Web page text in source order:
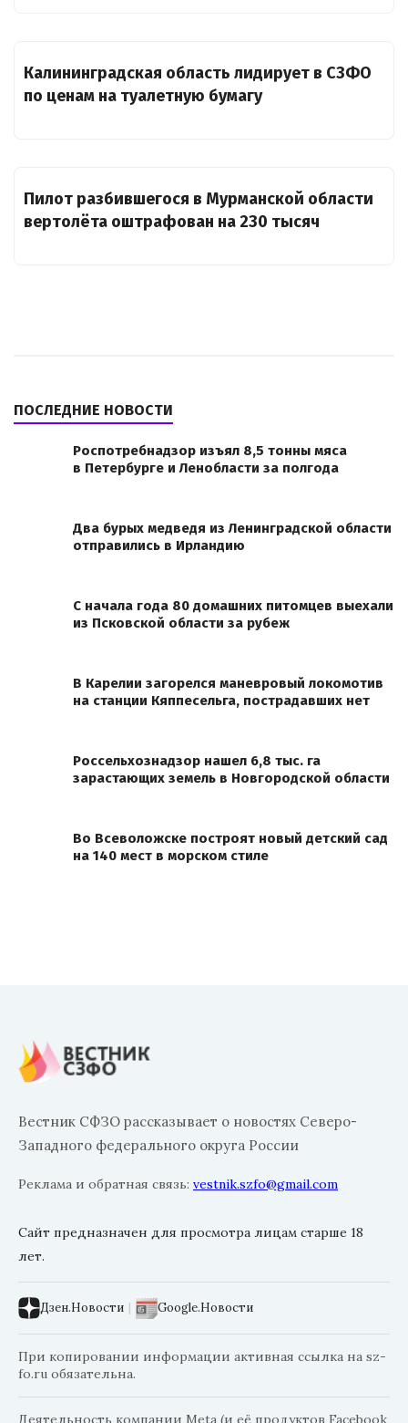
Калининградская область лидирует в СЗФО
по ценам на туалетную бумагу
Пилот разбившегося в Мурманской области
вертолёта оштрафован на 230 тысяч
ПОСЛЕДНИЕ НОВОСТИ
Роспотребнадзор изъял 8,5 тонны мяса
в Петербурге и Ленобласти за полгода
Два бурых медведя из Ленинградской области
отправились в Ирландию
С начала года 80 домашних питомцев выехали
из Псковской области за рубеж
В Карелии загорелся маневровый локомотив
на станции Кяппесельга, пострадавших нет
Россельхознадзор нашел 6,8 тыс. га
зарастающих земель в Новгородской области
Во Всеволожске построят новый детский сад
на 140 мест в морском стиле
Вестник СФЗО рассказывает о новостях Северо-
Западного федерального округа России
Реклама и обратная связь: vestnik.szfo@gmail.com
Сайт предназначен для просмотра лицам старше 18
лет.
Дзен.Новости | Google.Новости
При копировании информации активная ссылка на sz-
fo.ru обязательна.
Деятельность компании Meta (и её продуктов Facebook